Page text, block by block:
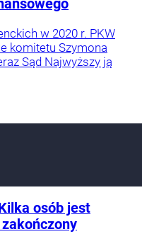
w 2020 r. PKW
komitetu Szymona
Sąd Najwyższy ją
osób jest